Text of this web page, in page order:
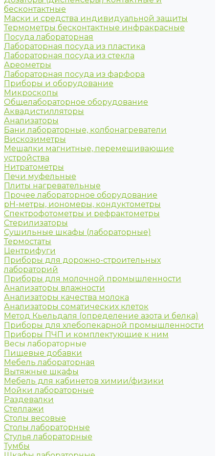
бесконтактные
Маски и средства индивидуальной защиты
Термометры бесконтактные инфракрасные
Посуда лабораторная
Лабораторная посуда из пластика
Лабораторная посуда из стекла
Ареометры
Лабораторная посуда из фарфора
Приборы и оборудование
Микроскопы
Общелабораторное оборудование
Аквадистилляторы
Анализаторы
Бани лабораторные, колбонагреватели
Вискозиметры
Мешалки магнитные, перемешивающие
устройства
Нитратометры
Печи муфельные
Плиты нагревательные
Прочее лабораторное оборудование
рН-метры, иономеры, кондуктометры
Спектрофотометры и рефрактометры
Стерилизаторы
Сушильные шкафы (лабораторные)
Термостаты
Центрифуги
Приборы для дорожно-строительных
лабораторий
Приборы для молочной промышленности
Анализаторы влажности
Анализаторы качества молока
Анализаторы соматических клеток
Метод Кьельдаля (определение азота и белка)
Приборы для хлебопекарной промышленности
Приборы ПЧП и комплектующие к ним
Весы лабораторные
Пищевые добавки
Мебель лабораторная
Вытяжные шкафы
Мебель для кабинетов химии/физики
Мойки лабораторные
Раздевалки
Стеллажи
Столы весовые
Столы лабораторные
Стулья лабораторные
Тумбы